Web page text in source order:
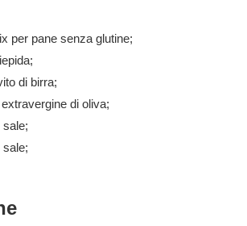
per pane senza glutine;
di birra;
di oliva;
sale;
sale;